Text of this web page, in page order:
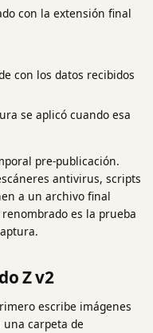
con la extensión final
con los datos recibidos
se aplicó cuando esa
pre-publicación.
antivirus, scripts
a un archivo final
es la prueba
Z v2
escribe imágenes
carpeta de